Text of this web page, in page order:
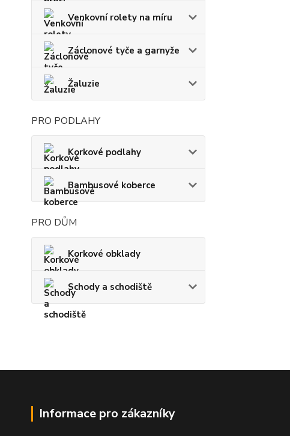
Venkovní rolety na míru
Záclonové tyče a garnyže
Žaluzie
PRO PODLAHY
Korkové podlahy
Bambusové koberce
PRO DŮM
Korkové obklady
Schody a schodiště
Informace pro zákazníky